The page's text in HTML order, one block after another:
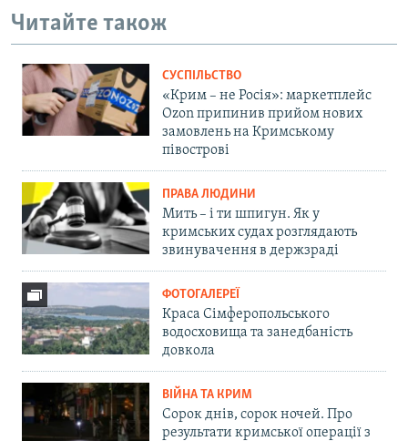
Читайте також
СУСПІЛЬСТВО
«Крим – не Росія»: маркетплейс
Ozon припинив прийом нових
замовлень на Кримському
півострові
ПРАВА ЛЮДИНИ
Мить – і ти шпигун. Як у
кримських судах розглядають
звинувачення в держзраді
ФОТОГАЛЕРЕЇ
Краса Сімферопольського
водосховища та занедбаність
довкола
ВІЙНА ТА КРИМ
Сорок днів, сорок ночей. Про
результати кримської операції з